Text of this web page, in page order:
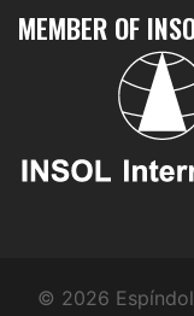
MEMBER OF
© 2026